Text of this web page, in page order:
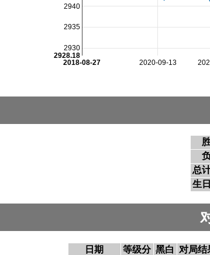
2020-09-13
2018-08-27
2930
2935
2940
2928.18
负
总
生日
日期 等级分 黑白 对局结